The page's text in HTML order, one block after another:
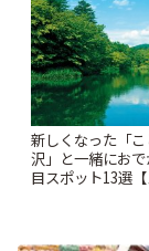
新しくなった「
沢」と一緒にお
目スポット13選